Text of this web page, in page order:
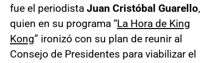
fue el periodista Juan Cristóbal Guarello,
quien en su programa “La Hora de King
Kong” ironizó con su plan de reunir al
Consejo de Presidentes para viabilizar el